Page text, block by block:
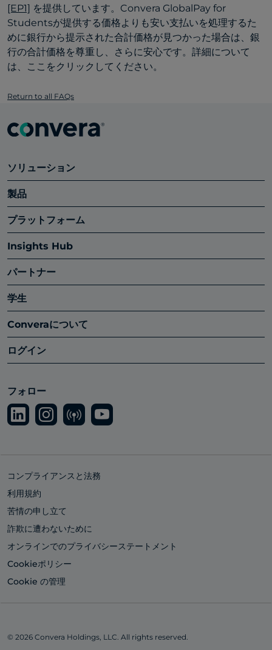
[EP1] を提供しています。Convera GlobalPay for
Studentsが提供する価格よりも安い支払いを処理するた
めに銀行から提示された合計価格が見つかった場合は、銀
行の合計価格を尊重し、さらに安心です。 詳細について
は、ここをクリックしてください。
Return to all FAQs
ソリューション
製品
プラットフォーム
Insights Hub
パートナー
学生
Converaについて
ログイン
フォロー
コンプライアンスと法務
利用規約
苦情の申し立て
詐欺に遭わないために
オンラインでのプライバシーステートメント
Cookieポリシー
Cookie の管理
© 2026 Convera Holdings, LLC. All rights reserved.